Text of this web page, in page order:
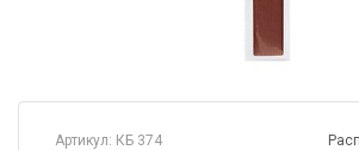
Артикул: КБ 374